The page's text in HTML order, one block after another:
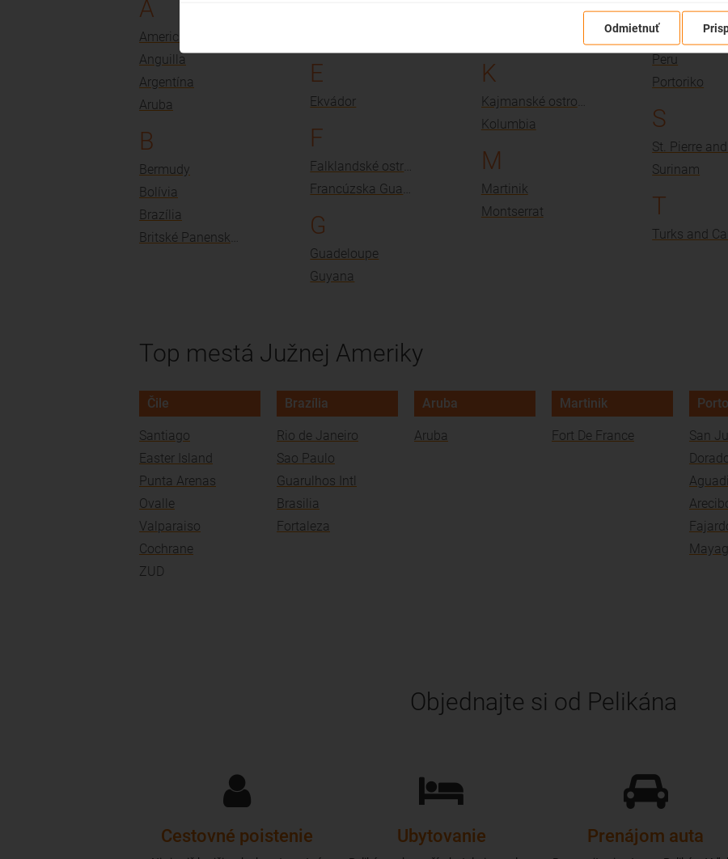
A
Anguilla
Argentína
Aruba
B
Bermudy
Bolívia
Brazília
Britské Panenské ostrovy
E
Ekvádor
F
Falklandské ostrovy
Francúzska Guayana
G
Guadeloupe
Guyana
K
Kajmanské ostrovy
Kolumbia
M
Martinik
Montserrat
P
Paraguaj
Peru
Portoriko
S
Surinam
T
Top mestá Južnej Ameriky
Čile
Santiago
Easter Island
Punta Arenas
Ovalle
Valparaiso
Cochrane
ZUD
Brazília
Rio de Janeiro
Sao Paulo
Guarulhos Intl
Brasilia
Fortaleza
Aruba
Aruba
Martinik
Fort De France
San
Objednajte si od Pelikána
Cestovné poistenie Ubytovanie Prenájom auta
Odmietnuť